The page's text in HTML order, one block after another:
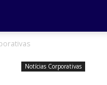
Notícias Corporativas